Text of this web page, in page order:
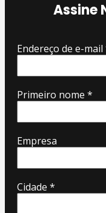
Assine
Endereço de e-mail
Primeiro nome *
Empresa
Cidade *